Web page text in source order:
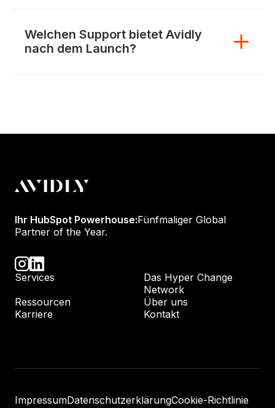
Welchen Support bietet Avidly
nach dem Launch?
Ihr HubSpot Powerhouse:Fünfmaliger Global
Partner of the Year.
Services
Das Hyper Change
Network
Ressourcen
Über uns
Karriere
Kontakt
ImpressumDatenschutzerklärungCookie-Richtlinie